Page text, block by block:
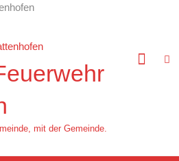
mit der Gemeinde.